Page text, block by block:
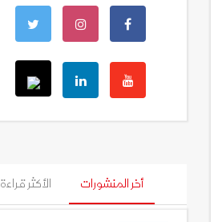
أخر المنشورات الأكثر قراءة